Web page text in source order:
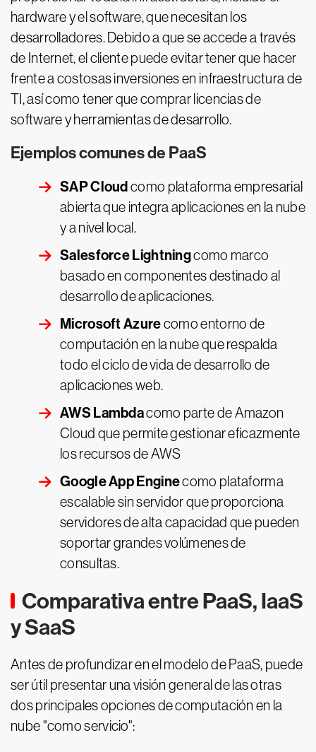
hardware y el software, que necesitan los
desarrolladores. Debido a que se accede a través
de Internet, el cliente puede evitar tener que hacer
frente a costosas inversiones en infraestructura de
TI, así como tener que comprar licencias de
software y herramientas de desarrollo.
Ejemplos comunes de PaaS
SAP Cloudcomo plataforma empresarial
abierta que integra aplicaciones en la nube
y a nivel local.
Salesforce Lightningcomo marco
basado en componentes destinado al
desarrollo de aplicaciones.
Microsoft Azurecomo entorno de
computación en la nube que respalda
todo el ciclo de vida de desarrollo de
aplicaciones web.
AWS Lambdacomo parte de Amazon
Cloud que permite gestionar eficazmente
los recursos de AWS
Google App Enginecomo plataforma
escalable sin servidor que proporciona
servidores de alta capacidad que pueden
soportar grandes volúmenes de
consultas.
Comparativa entre PaaS, IaaS
y SaaS
Antes de profundizar en el modelo de PaaS, puede
ser útil presentar una visión general de las otras
dos principales opciones de computación en la
nube "como servicio":